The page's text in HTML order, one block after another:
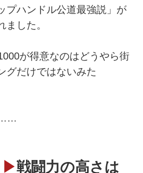
プハンドル公道最強説」が
ました。
が得意なのはどうやら街
グだけではないみた
戦闘力の高さは